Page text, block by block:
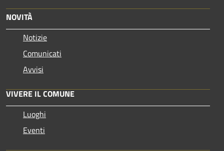
NOVITÀ
Notizie
Comunicati
Avvisi
VIVERE IL COMUNE
Luoghi
Eventi